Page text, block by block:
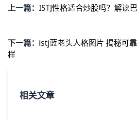
上一篇： ISTJ性格适合炒股吗？解读
下一篇： istj蓝老头人格图片 揭秘可
样
相关文章